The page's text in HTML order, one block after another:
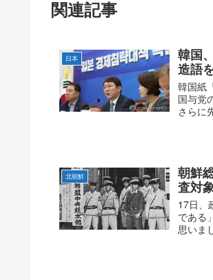
関連記事
日本
韓国
造語
韓国紙
国与党
さらに
北朝鮮
朝鮮
査対
17日、
である
思いま